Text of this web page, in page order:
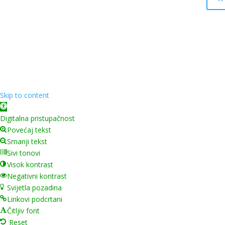
Skip to content
Open toolbar
Digitalna pristupačnost
Povećaj tekst
Smanji tekst
Sivi tonovi
Visok kontrast
Negativni kontrast
Svijetla pozadina
Linkovi podcrtani
Čitljiv font
Reset